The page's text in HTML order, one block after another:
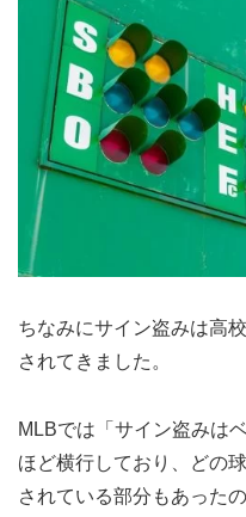
ちなみにサイン盗みは高
されてきました。
MLBでは「サイン盗みは
ほど横行しており、どの
されている部分もあった